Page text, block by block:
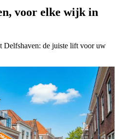
voor elke wijk in
Delfshaven: de juiste lift voor uw